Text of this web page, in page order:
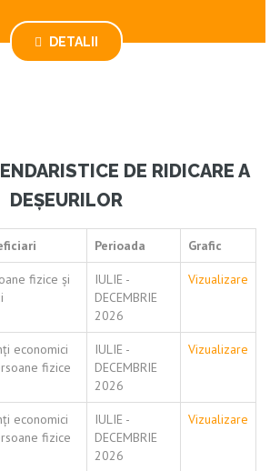
DETALII
DE RIDICARE A
DEȘEURILOR
Perioada Grafic
fizice și
IULIE -
DECEMBRIE
2026
Vizualizare
economici
fizice
IULIE -
DECEMBRIE
2026
Vizualizare
economici
fizice
IULIE -
DECEMBRIE
2026
Vizualizare